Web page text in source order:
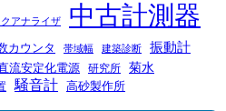
クアナライザ 中古計測器
カウンタ 帯域幅 建築診断
振動計
流安定化電源 研究所 菊水
騒音計 高砂製作所